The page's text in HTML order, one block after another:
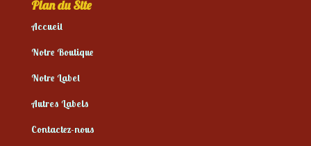
Plan du Site
Accueil
Notre Boutique
Notre Label
Autres Labels
Contactez-nous